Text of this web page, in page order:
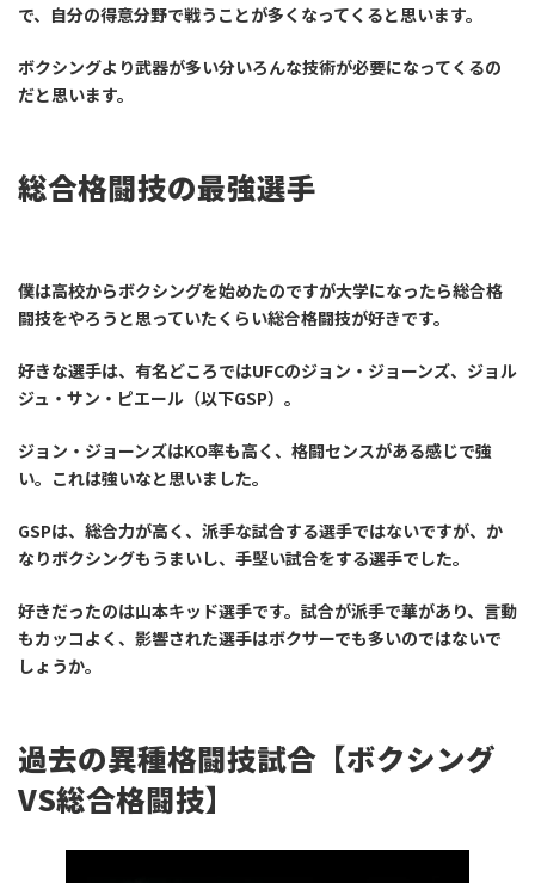
で、自分の得意分野で戦うことが多くなってくると思います。
ボクシングより武器が多い分いろんな技術が必要になってくるの
だと思います。
総合格闘技の最強選手
僕は高校からボクシングを始めたのですが大学になったら総合格
闘技をやろうと思っていたくらい総合格闘技が好きです。
好きな選手は、有名どころではUFCのジョン・ジョーンズ、ジョル
ジュ・サン・ピエール（以下GSP）。
ジョン・ジョーンズはKO率も高く、格闘センスがある感じで強
い。これは強いなと思いました。
GSPは、総合力が高く、派手な試合する選手ではないですが、か
なりボクシングもうまいし、手堅い試合をする選手でした。
好きだったのは山本キッド選手です。試合が派手で華があり、言動
もカッコよく、影響された選手はボクサーでも多いのではないで
しょうか。
過去の異種格闘技試合【ボクシング
VS総合格闘技】